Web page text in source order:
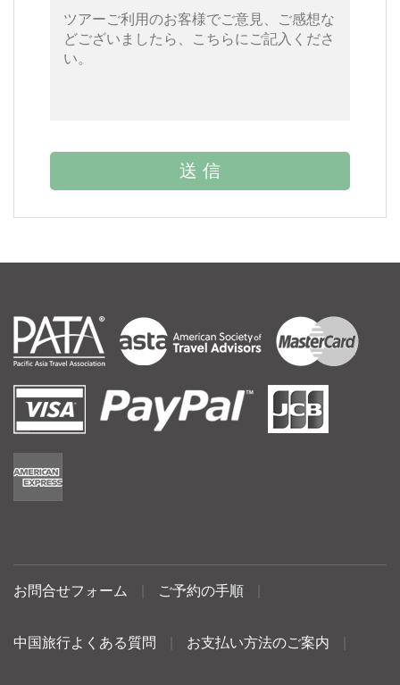
お問合せフォーム ご予約の手順
中国旅行よくある質問 お支払い方法のご案内